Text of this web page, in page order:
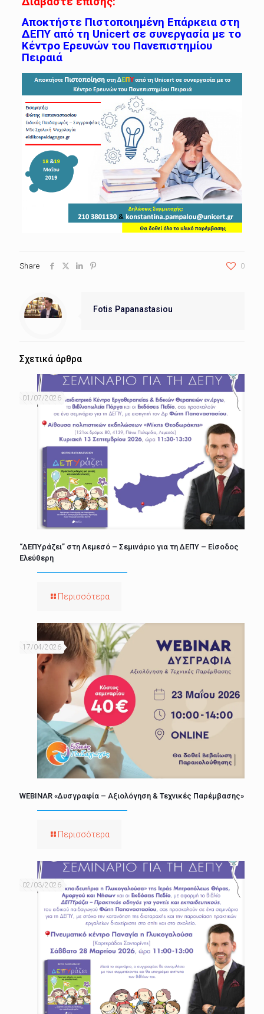
Αποκτήστε Πιστοποιημένη Επάρκεια στη
ΔΕΠΥ από τη Unicert σε συνεργασία με το
Κέντρο Ερευνών του Πανεπιστημίου
Πειραιά
Share 0
Fotis Papanastasiou
Σχετικά άρθρα
01/07/2026
“ΔΕΠΥράζει” στη Λεμεσό – Σεμινάριο για τη ΔΕΠΥ – Είσοδος
Ελεύθερη
Περισσότερα
17/04/2026
WEBINAR «Δυσγραφία – Αξιολόγηση & Τεχνικές Παρέμβασης»
Περισσότερα
02/03/2026